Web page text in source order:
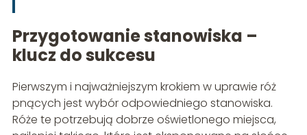
Przygotowanie stanowiska –
klucz do sukcesu
Pierwszym i najważniejszym krokiem w uprawie róż
pnących jest wybór odpowiedniego stanowiska.
Róże te potrzebują dobrze oświetlonego miejsca,